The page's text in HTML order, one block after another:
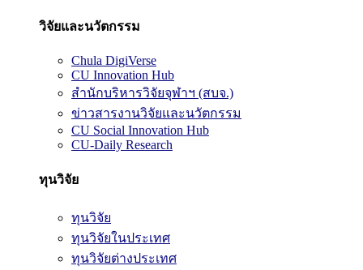
วิจัยและนวัตกรรม
Chula DigiVerse
CU Innovation Hub
สำนักบริหารวิจัยจุฬาฯ (สบจ.)
ข่าวสารงานวิจัยและนวัตกรรม
CU Social Innovation Hub
CU-Daily Research
ทุนวิจัย
ทุนวิจัย
ทุนวิจัยในประเทศ
ทุนวิจัยต่างประเทศ